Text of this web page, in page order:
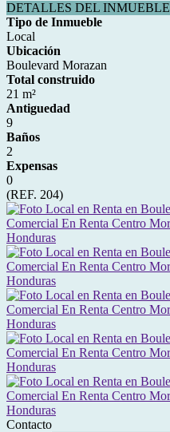
DETALLES DEL INMUEBLE
Tipo de Inmueble
Local
Ubicación
Boulevard Morazan
Total construido
21 m²
Antiguedad
9
Baños
2
Expensas
0
(REF. 204)
Contacto